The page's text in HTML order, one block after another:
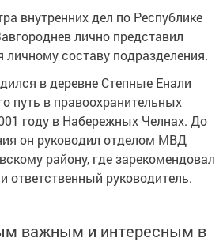
внутренних дел по Республике
лично представил
личному составу подразделения.
в деревне Степные Енали
путь в правоохранительных
году в Набережных Челнах. До
он руководил отделом МВД
району, где зарекомендовал
ответственный руководитель.
важным и интересным в